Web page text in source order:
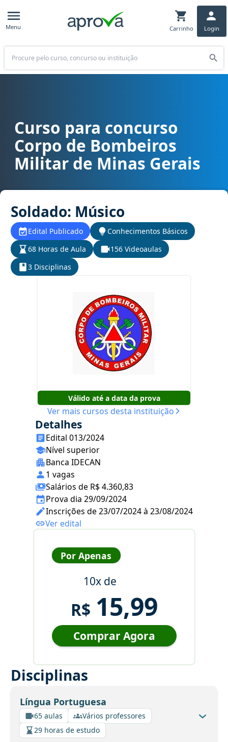
Menu Carrinho Login
Buscar
Curso para concurso CBM MG - Corpo de Bombeiros Militar de
Curso para concurso
Corpo de Bombeiros
Militar de Minas Gerais
Soldado: Músico
Edital Publicado
Conhecimentos Básicos
68 Horas de Aula
156 Videoaulas
3 Disciplinas
Válido até a data da prova
Ver mais cursos desta instituição
Detalhes
Edital 013/2024
Nível superior
Banca IDECAN
1 vagas
Salários de R$ 4.360,83
Prova dia 29/09/2024
Inscrições de 23/07/2024 à 23/08/2024
Ver edital
Por Apenas
10x de
R$ 15,99
Comprar Agora
Disciplinas
Língua Portuguesa
65 aulas
Vários professores
29 horas de estudo